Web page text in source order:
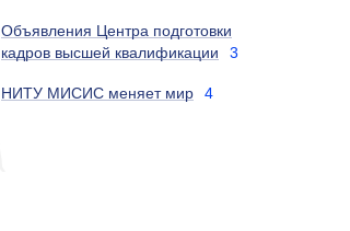
Объявления Центра подготовки
кадров высшей квалификации
3
НИТУ МИСИС меняет мир 4